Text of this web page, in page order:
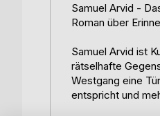
Samuel Arvid -
Roman über
Samuel Arvid ist
rätselhafte
Westgang eine
entspricht und